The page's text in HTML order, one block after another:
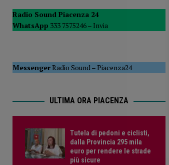
POLITICA
[ 5 Agosto 2026 ] Caldo estremo e
Radio Sound Piacenza 24
WhatsApp 333 7575246 – Invia
MessengerRadio Sound–Piacenza24
ULTIMA ORA PIACENZA
Tutela di pedoni e ciclisti,
dalla Provincia 295 mila
euro per rendere le strade
più sicure